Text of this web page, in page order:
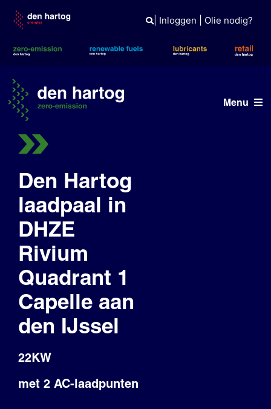
content
| Inloggen Olie nodig?
Menu
Projecten
Blog
Den Hartog
laadpaal in
DHZE
Rivium
Quadrant 1
Capelle aan
den IJssel
22KW
met 2 AC-laadpunten